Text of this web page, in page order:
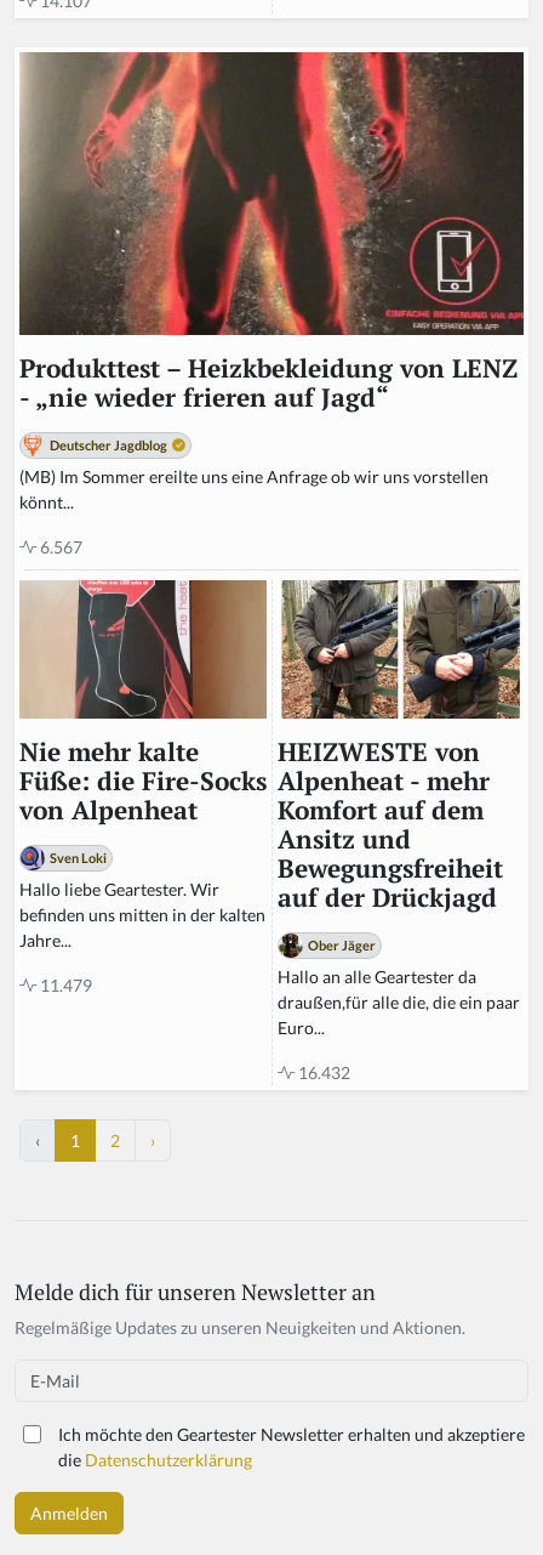
Produkttest – Heizkbekleidung von LENZ
- „nie wieder frieren auf Jagd“
Deutscher Jagdblog
(MB) Im Sommer ereilte uns eine Anfrage ob wir uns vorstellen
könnt...
6.567
Nie mehr kalte
Füße: die Fire-Socks
von Alpenheat
Sven Loki
Hallo liebe Geartester. Wir
befinden uns mitten in der kalten
Jahre...
11.479
HEIZWESTE von
Alpenheat - mehr
Komfort auf dem
Ansitz und
Bewegungsfreiheit
auf der Drückjagd
Ober Jäger
Hallo an alle Geartester da
draußen,für alle die, die ein paar
Euro...
16.432
‹ 1 2 ›
Melde dich für unseren Newsletter an
Regelmäßige Updates zu unseren Neuigkeiten und Aktionen.
Email
Ich möchte den Geartester Newsletter erhalten und akzeptiere
die Datenschutzerklärung